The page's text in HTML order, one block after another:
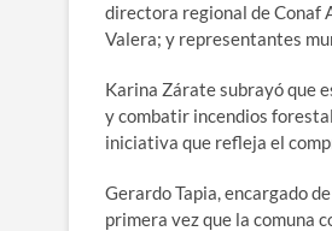
directora regional de Conaf
Valera; y representantes
Karina Zárate subrayó que
y combatir incendios
iniciativa que refleja el
Gerardo Tapia, encargado
primera vez que la comuna